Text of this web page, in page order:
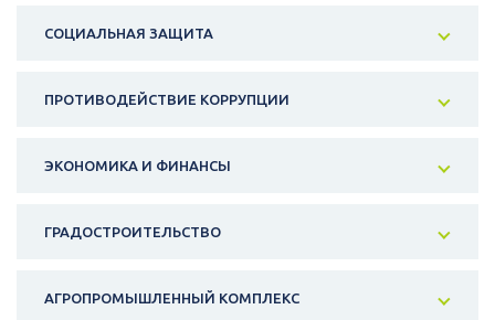
СОЦИАЛЬНАЯ ЗАЩИТА
ПРОТИВОДЕЙСТВИЕ КОРРУПЦИИ
ЭКОНОМИКА И ФИНАНСЫ
ГРАДОСТРОИТЕЛЬСТВО
АГРОПРОМЫШЛЕННЫЙ КОМПЛЕКС